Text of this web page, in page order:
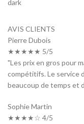
AVIS CLIENTS
Pierre Dubois
★★★★★ 5/5
"Les prix en gros pour
compétitifs. Le service
beaucoup de temps et
Sophie Martin
★★★★☆ 4/5